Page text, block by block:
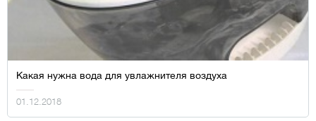
Какая нужна вода для увлажнителя воздуха
01.12.2018